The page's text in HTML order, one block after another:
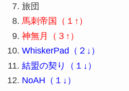
旅団
馬刺帝国（１↑）
神無月（３↑）
WhiskerPad（２↓）
結盟の契り（１↓）
NoAH（１↓）